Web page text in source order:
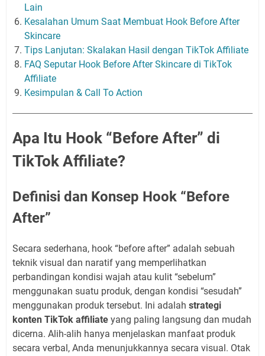
Lain
Kesalahan Umum Saat Membuat Hook Before After
Skincare
Tips Lanjutan: Skalakan Hasil dengan TikTok Affiliate
FAQ Seputar Hook Before After Skincare di TikTok
Affiliate
Kesimpulan & Call To Action
Apa Itu Hook “Before After” di
TikTok Affiliate?
Definisi dan Konsep Hook “Before
After”
Secara sederhana, hook “before after” adalah sebuah
teknik visual dan naratif yang memperlihatkan
perbandingan kondisi wajah atau kulit “sebelum”
menggunakan suatu produk, dengan kondisi “sesudah”
menggunakan produk tersebut. Ini adalah strategi
konten TikTok affiliate yang paling langsung dan mudah
dicerna. Alih-alih hanya menjelaskan manfaat produk
secara verbal, Anda menunjukkannya secara visual. Otak